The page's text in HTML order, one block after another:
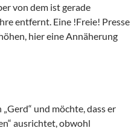
von dem ist gerade
entfernt. Eine !Freie! Presse
hier eine Annäherung
und möchte, dass er
ausrichtet, obwohl